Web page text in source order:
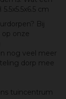
cm
Bij
onze
nog veel meer
dorp mee
tuincentrum